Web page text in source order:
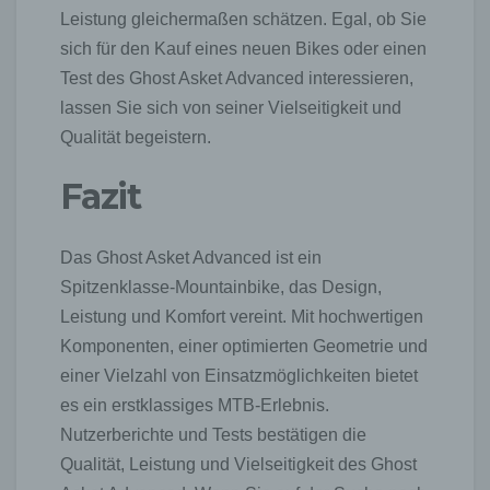
Leistung gleichermaßen schätzen. Egal, ob Sie
sich für den Kauf eines neuen Bikes oder einen
Test des Ghost Asket Advanced interessieren,
lassen Sie sich von seiner Vielseitigkeit und
Qualität begeistern.
Fazit
Das Ghost Asket Advanced ist ein
Spitzenklasse-Mountainbike, das Design,
Leistung und Komfort vereint. Mit hochwertigen
Komponenten, einer optimierten Geometrie und
einer Vielzahl von Einsatzmöglichkeiten bietet
es ein erstklassiges MTB-Erlebnis.
Nutzerberichte und Tests bestätigen die
Qualität, Leistung und Vielseitigkeit des Ghost
freiwilliger Angabe personenbezogener Daten dient dem
für die Verarbeitung Verantwortlichen dazu, der
betroffenen Person Inhalte oder Leistungen anzubieten,
die aufgrund der Natur der Sache nur registrierten
Benutzern angeboten werden können. Registrierten
Personen steht die Möglichkeit frei, die bei der
jederzeit abzuändern oder vollständig aus dem
Datenbestand des für die Verarbeitung Verantwortlichen
Der für die Verarbeitung Verantwortliche erteilt jeder
betroffenen Person jederzeit auf Anfrage Auskunft
darüber, welche personenbezogenen Daten über die
betroffene Person gespeichert sind. Ferner berichtigt
oder löscht der für die Verarbeitung Verantwortliche
personenbezogene Daten auf Wunsch oder Hinweis der
Aufbewahrungspflichten entgegenstehen. Die
Gesamtheit der Mitarbeiter des für die Verarbeitung
Verantwortlichen stehen der betroffenen Person in